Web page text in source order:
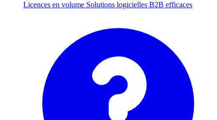
Licences en volume Solutions logicielles B2B efficaces